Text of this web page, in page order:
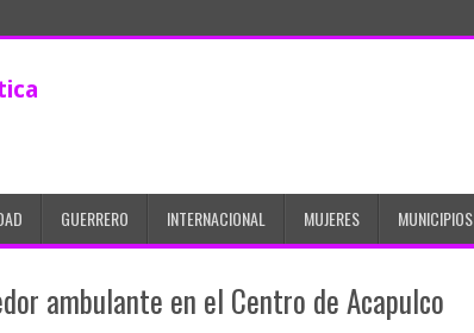
GUERRERO INTERNACIONAL MUJERES MUNICIPIOS
ambulante en el Centro de Acapulco